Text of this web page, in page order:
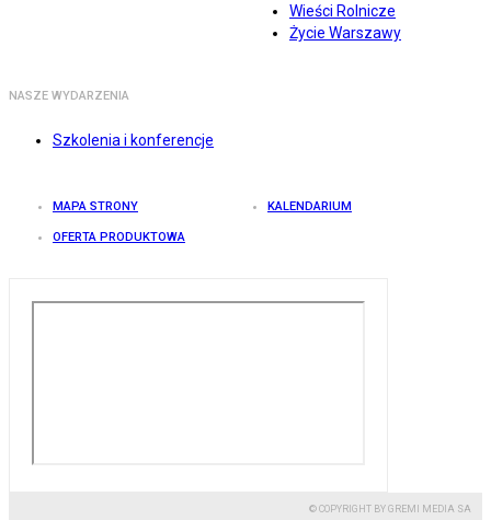
Wieści Rolnicze
Życie Warszawy
NASZE WYDARZENIA
Szkolenia i konferencje
MAPA STRONY KALENDARIUM
OFERTA PRODUKTOWA
© COPYRIGHT BY GREMI MEDIA SA